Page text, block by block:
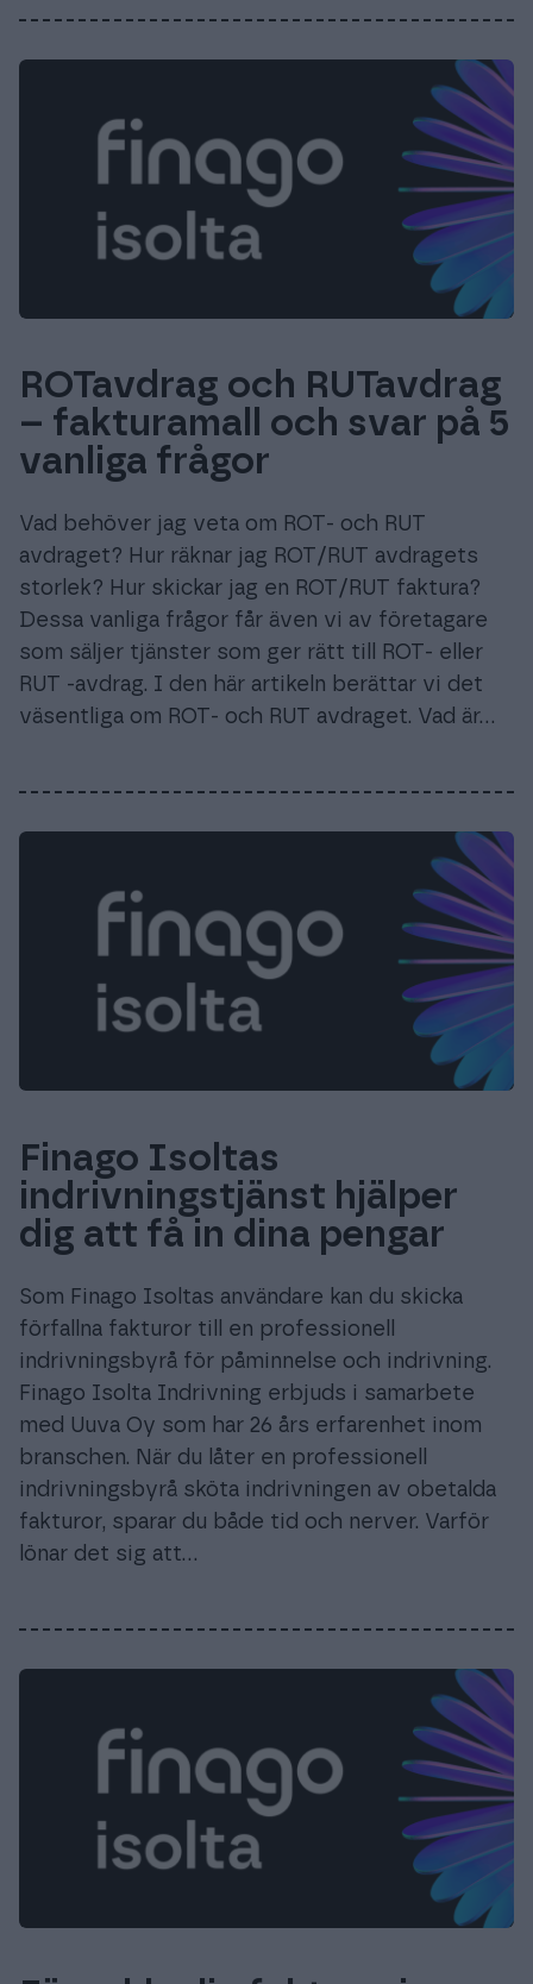
ROTavdrag och RUTavdrag
– fakturamall och svar på 5
vanliga frågor
Vad behöver jag veta om ROT- och RUT
avdraget? Hur räknar jag ROT/RUT avdragets
storlek? Hur skickar jag en ROT/RUT faktura?
Dessa vanliga frågor får även vi av företagare
som säljer tjänster som ger rätt till ROT- eller
RUT -avdrag. I den här artikeln berättar vi det
väsentliga om ROT- och RUT avdraget. Vad är…
Finago Isoltas
indrivningstjänst hjälper
dig att få in dina pengar
Som Finago Isoltas användare kan du skicka
förfallna fakturor till en professionell
indrivningsbyrå för påminnelse och indrivning.
Finago Isolta Indrivning erbjuds i samarbete
med Uuva Oy som har 26 års erfarenhet inom
branschen. När du låter en professionell
indrivningsbyrå sköta indrivningen av obetalda
fakturor, sparar du både tid och nerver. Varför
lönar det sig att…